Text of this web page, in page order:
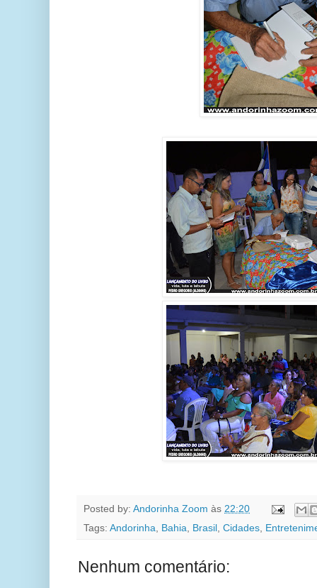
Posted by: Andorinha Zoom às 22:20
Tags: Andorinha Bahia Brasil Cidades
Nenhum comentário: